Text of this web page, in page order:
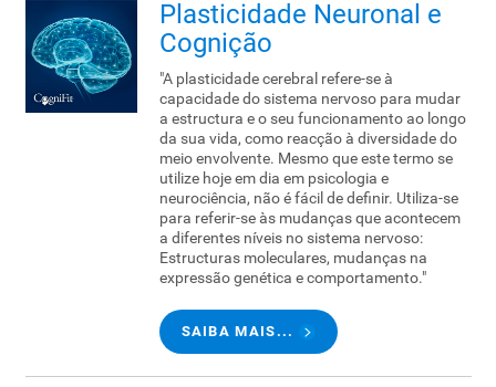
Plasticidade Neuronal e
Cognição
"A plasticidade cerebral refere-se à
capacidade do sistema nervoso para mudar
a estructura e o seu funcionamento ao longo
da sua vida, como reacção à diversidade do
meio envolvente. Mesmo que este termo se
utilize hoje em dia em psicologia e
neurociência, não é fácil de definir. Utiliza-se
para referir-se às mudanças que acontecem
a diferentes níveis no sistema nervoso:
Estructuras moleculares, mudanças na
expressão genética e comportamento."
SAIBA MAIS...